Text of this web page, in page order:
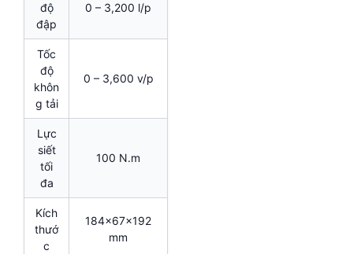
độ
đập
0 – 3,200 l/p
Tốc
độ
khôn
g tải
0 – 3,600 v/p
Lực
siết
tối
đa
100 N.m
Kích
thướ
c
184x67x192
mm